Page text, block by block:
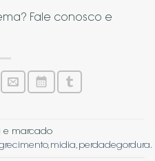
? Fale conosco e
e marcado
,midia,perdadegordura.